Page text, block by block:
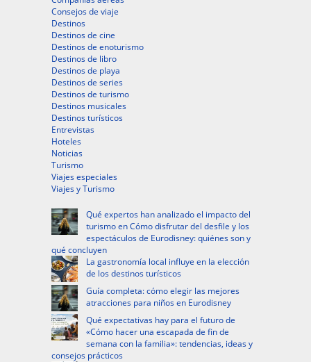
Consejos de viaje
Destinos
Destinos de cine
Destinos de enoturismo
Destinos de libro
Destinos de playa
Destinos de series
Destinos de turismo
Destinos musicales
Destinos turísticos
Entrevistas
Hoteles
Noticias
Turismo
Viajes especiales
Viajes y Turismo
Qué expertos han analizado el impacto del
turismo en Cómo disfrutar del desfile y los
espectáculos de Eurodisney: quiénes son y
qué concluyen
La gastronomía local influye en la elección
de los destinos turísticos
Guía completa: cómo elegir las mejores
atracciones para niños en Eurodisney
Qué expectativas hay para el futuro de
«Cómo hacer una escapada de fin de
semana con la familia»: tendencias, ideas y
consejos prácticos